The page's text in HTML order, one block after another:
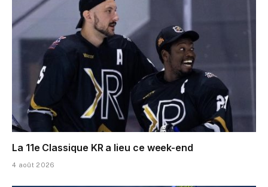
La 11e Classique KR a lieu ce week-end
4 août 2026